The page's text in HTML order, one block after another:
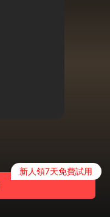
新人領7天免費試用